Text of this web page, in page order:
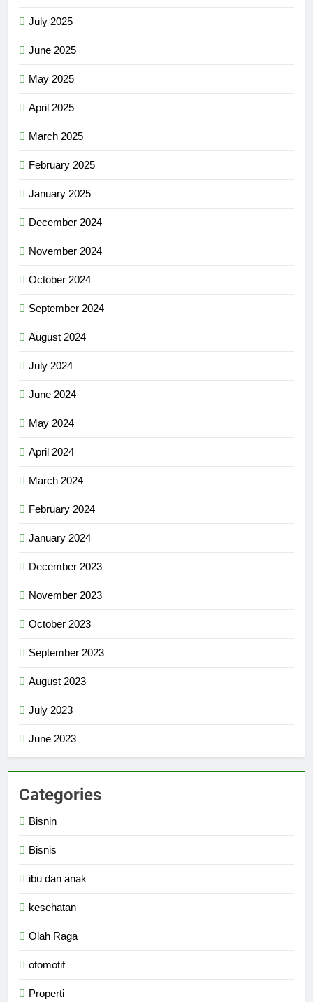
July 2025
June 2025
May 2025
April 2025
March 2025
February 2025
January 2025
December 2024
November 2024
October 2024
September 2024
August 2024
July 2024
June 2024
May 2024
April 2024
March 2024
February 2024
January 2024
December 2023
November 2023
October 2023
September 2023
August 2023
July 2023
June 2023
Categories
Bisnin
Bisnis
ibu dan anak
kesehatan
Olah Raga
otomotif
Properti